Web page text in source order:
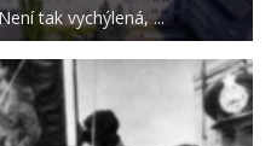
tak vychýlená, ...